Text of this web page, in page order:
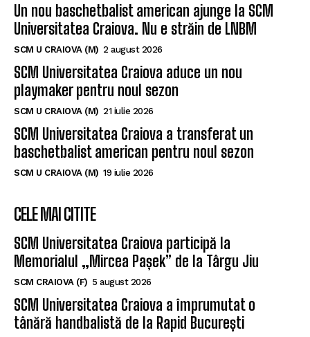
Un nou baschetbalist american ajunge la SCM
Universitatea Craiova. Nu e străin de LNBM
SCM U CRAIOVA (M) 2 august 2026
SCM Universitatea Craiova aduce un nou
playmaker pentru noul sezon
SCM U CRAIOVA (M) 21 iulie 2026
SCM Universitatea Craiova a transferat un
baschetbalist american pentru noul sezon
SCM U CRAIOVA (M) 19 iulie 2026
CELE MAI CITITE
SCM Universitatea Craiova participă la
Memorialul „Mircea Pașek” de la Târgu Jiu
SCM CRAIOVA (F) 5 august 2026
SCM Universitatea Craiova a împrumutat o
tânără handbalistă de la Rapid București